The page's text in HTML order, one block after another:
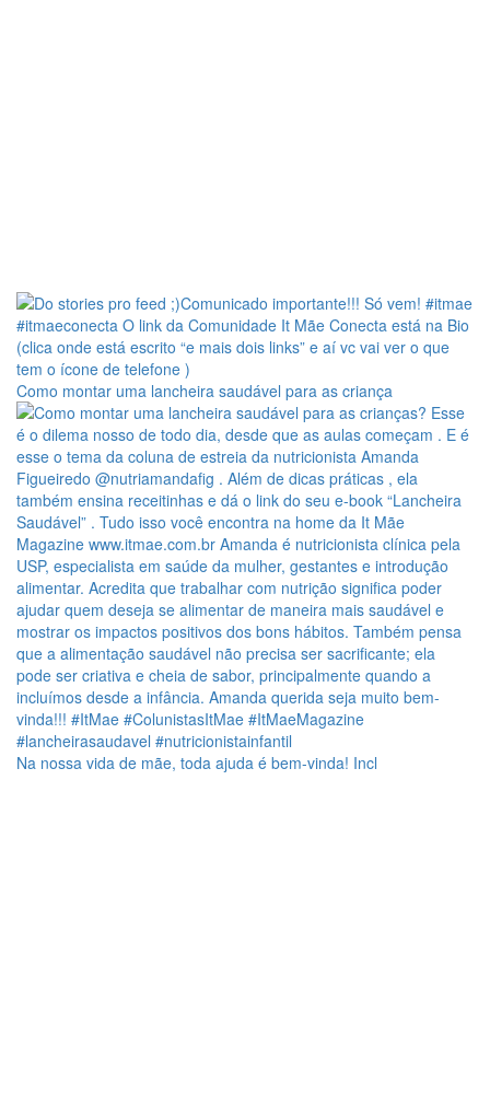
Como montar uma lancheira saudável para as criança
Na nossa vida de mãe, toda ajuda é bem-vinda! Incl